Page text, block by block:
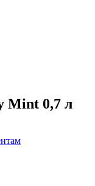
Mint 0,7 л